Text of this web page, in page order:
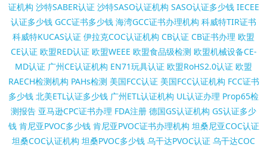
证机构 沙特SABER认证 沙特SASO认证机构 SASO认证多少钱 IECEE
认证多少钱 GCC证书多少钱 海湾GCC证书办理机构 科威特TIR证书
科威特KUCAS认证 伊拉克COC认证机构 CB认证 CB证书办理 欧盟
CE认证 欧盟RED认证 欧盟WEEE 欧盟食品级检测 欧盟机械设备CE-
MD认证 广州CE认证机构 EN71玩具认证 欧盟RoHS2.0认证 欧盟
RAECH检测机构 PAHs检测 美国FCC认证 美国FCC认证机构 FCC证书
多少钱 北美ETL认证多少钱 广州ETL认证机构 UL认证办理 Prop65检
测报告 亚马逊CPC证书办理 FDA注册 德国GS认证机构 GS认证多少
钱 肯尼亚PVOC多少钱 肯尼亚PVOC证书办理机构 坦桑尼亚COC认证
坦桑COC认证机构 坦桑PVOC多少钱 乌干达PVOC认证 乌干达COC